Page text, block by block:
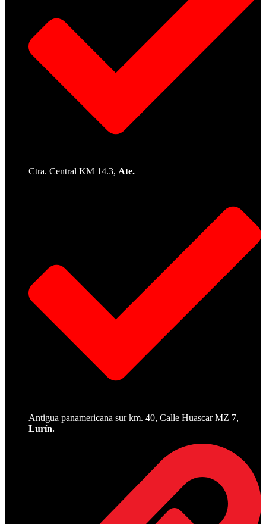
Ctra. Central KM 14.3, Ate.
Antigua panamericana sur km. 40, Calle Huascar MZ 7,
Lurín.